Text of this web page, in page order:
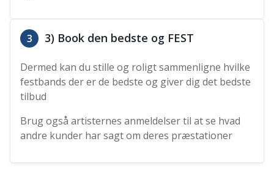
3 3) Book den bedste og FEST
Dermed kan du stille og roligt sammenligne hvilke
festbands der er de bedste og giver dig det bedste
tilbud
Brug også artisternes anmeldelser til at se hvad
andre kunder har sagt om deres præstationer